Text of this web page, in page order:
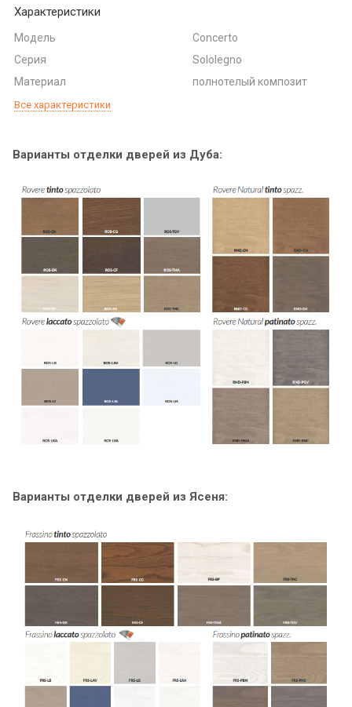
Характеристики
Модель
Concerto
Серия
Sololegno
Материал
полнотелый композит
Все характеристики
Варианты отделки дверей из Дуба:
Варианты отделки дверей из Ясеня: